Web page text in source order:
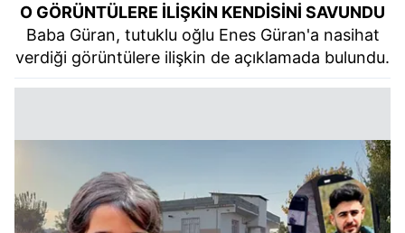
O GÖRÜNTÜLERE İLİŞKİN KENDİSİNİ SAVUNDU
Baba Güran, tutuklu oğlu Enes Güran'a nasihat
verdiği görüntülere ilişkin de açıklamada bulundu.